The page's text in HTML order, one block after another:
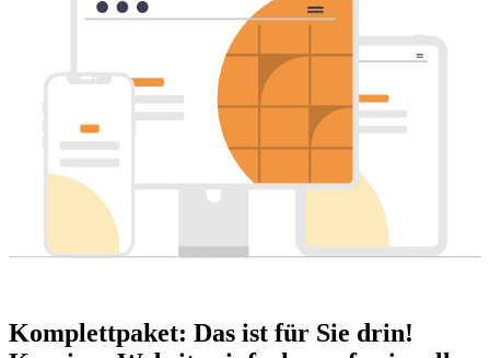
Komplettpaket: Das ist für Sie drin!